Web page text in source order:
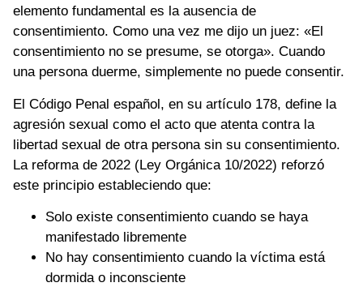
elemento fundamental es la ausencia de
consentimiento. Como una vez me dijo un juez: «El
consentimiento no se presume, se otorga». Cuando
una persona duerme, simplemente no puede consentir.
El Código Penal español, en su artículo 178, define la
agresión sexual como el acto que atenta contra la
libertad sexual de otra persona sin su consentimiento.
La reforma de 2022 (Ley Orgánica 10/2022) reforzó
este principio estableciendo que:
Solo existe consentimiento cuando se haya
manifestado libremente
No hay consentimiento cuando la víctima está
dormida o inconsciente